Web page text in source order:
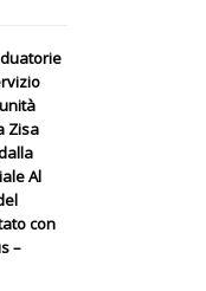
Zisa
Al
con
–